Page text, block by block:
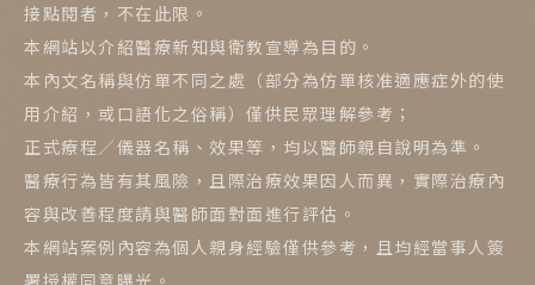
接點閱者，不在此限。
本網站以介紹醫療新知與衛教宣導為目的。
本內文名稱與仿單不同之處（部分為仿單核准適應症外的使
用介紹，或口語化之俗稱）僅供民眾理解參考；
正式療程／儀器名稱、效果等，均以醫師親自說明為準。
醫療行為皆有其風險，且際治療效果因人而異，實際治療內
容與改善程度請與醫師面對面進行評估。
本網站案例內容為個人親身經驗僅供參考，且均經當事人簽
署授權同意曝光。